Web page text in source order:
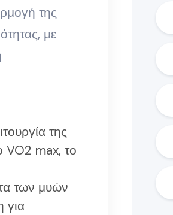
της
με
της
VO2 max, το
των μυών
για